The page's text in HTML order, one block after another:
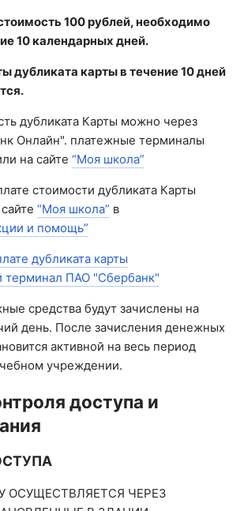
100 рублей, необходимо
10 календарных дней.
дубликата карты в течение 10 дней
дубликата Карты можно через
Онлайн". платежные терминалы
на сайте “Моя школа”
стоимости дубликата Карты
“Моя школа” в
и помощь”
дубликата карты
терминал ПАО "Сбербанк"
средства будут зачислены на
день. После зачисления денежных
активной на весь период
учреждении.
доступа и
ОСУЩЕСТВЛЯЕТСЯ ЧЕРЕЗ